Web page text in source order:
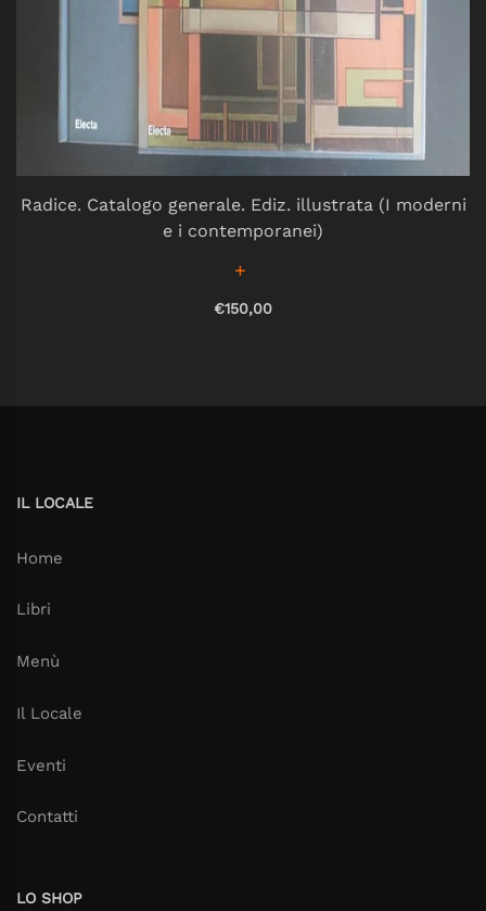
Radice. Catalogo generale. Ediz. illustrata (I moderni
e i contemporanei)
€150,00
IL LOCALE
Home
Libri
Menù
Il Locale
Eventi
Contatti
LO SHOP